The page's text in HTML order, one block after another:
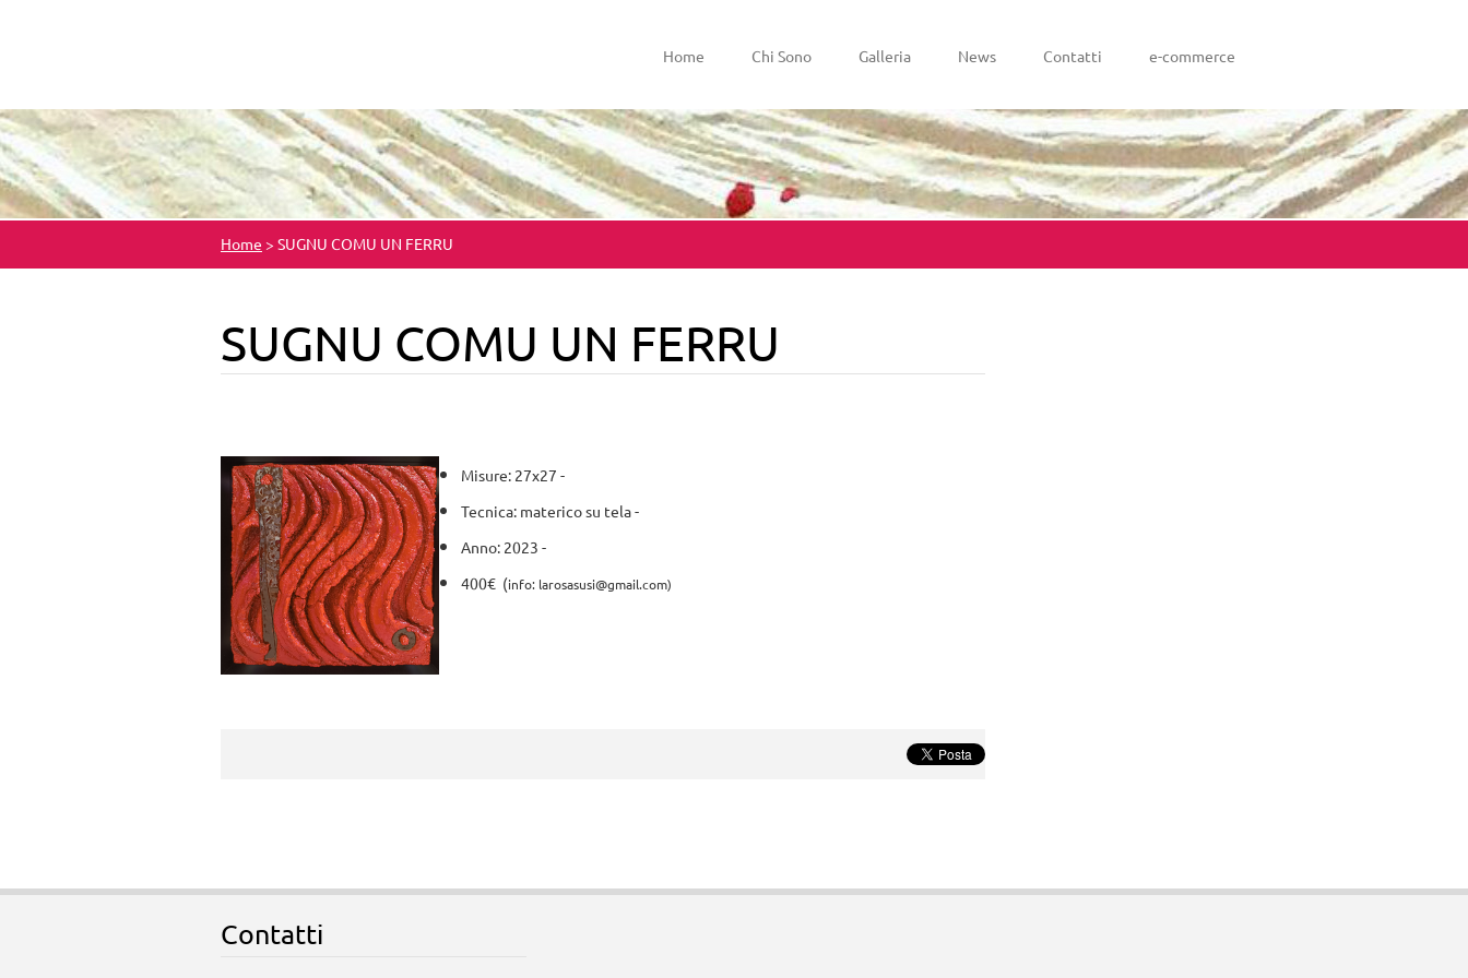
Home Chi Sono Galleria News Contatti e-commerce
Home > SUGNU COMU UN FERRU
SUGNU COMU UN FERRU
Misure: 27x27 -
Tecnica: materico su tela -
Anno: 2023 -
400€ (info: larosasusi@gmail.com)
Contatti